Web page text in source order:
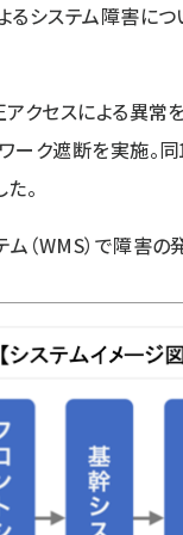
るシステム障害に
クセスによる異常
ーク遮断を実施。
。
（WMS）で障害の